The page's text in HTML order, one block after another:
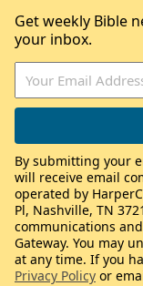
Get weekly Bible
your inbox.
By submitting your
will receive email
operated by
Pl, Nashville, TN
communications
Gateway. You may
at any time. If you
Privacy Policy or